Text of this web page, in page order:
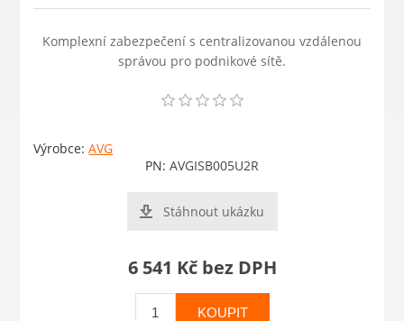
Komplexní zabezpečení s centralizovanou vzdálenou
správou pro podnikové sítě.
Výrobce: AVG
PN: AVGISB005U2R
Stáhnout ukázku
6 541 Kč bez DPH
KOUPIT